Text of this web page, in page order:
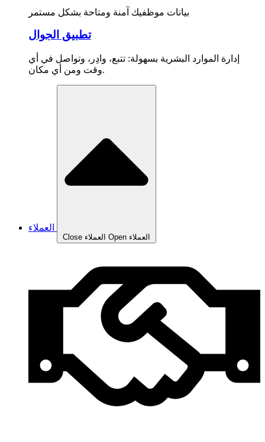
بيانات موظفيك آمنة ومتاحة بشكل مستمر
تطبيق الجوال
إدارة الموارد البشرية بسهولة: تتبع، وادِر، وتواصل في أي
وقت ومن أي مكان.
Close العملاء Open العملاء